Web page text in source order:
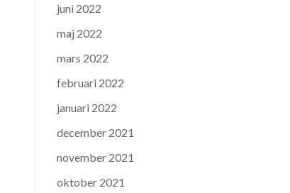
juni 2022
maj 2022
mars 2022
februari 2022
januari 2022
december 2021
november 2021
oktober 2021